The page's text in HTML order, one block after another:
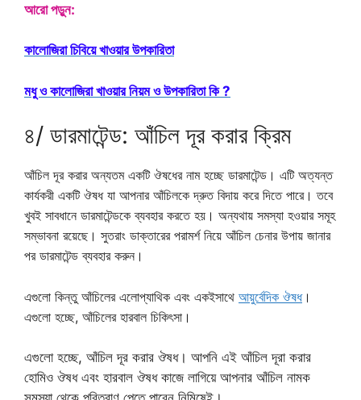
আরো পড়ুন:
কালোজিরা চিবিয়ে খাওয়ার উপকারিতা
মধু ও কালোজিরা খাওয়ার নিয়ম ও উপকারিতা কি ?
৪/ ডারমাটেন্ড: আঁচিল দূর করার ক্রিম
আঁচিল দূর করার অন্যতম একটি ঔষধের নাম হচ্ছে ডারমাটেন্ড। এটি অত্যন্ত
কার্যকরী একটি ঔষধ যা আপনার আঁচিলকে দ্রুত বিদায় করে দিতে পারে। তবে
খুবই সাবধানে ডারমাটেন্ডকে ব্যবহার করতে হয়। অন্যথায় সমস্যা হওয়ার সমূহ
সম্ভাবনা রয়েছে। সুতরাং ডাক্তারের পরামর্শ নিয়ে আঁচিল চেনার উপায় জানার
পর ডারমাটেন্ড ব্যবহার করুন।
এগুলো কিন্তু আঁচিলের এলোপ্যাথিক এবং একইসাথে আয়ুর্বেদিক ঔষধ।
এগুলো হচ্ছে, আঁচিলের হারবাল চিকিৎসা।
এগুলো হচ্ছে, আঁচিল দূর করার ঔষধ। আপনি এই আঁচিল দূরা করার
হোমিও ঔষধ এবং হারবাল ঔষধ কাজে লাগিয়ে আপনার আঁচিল নামক